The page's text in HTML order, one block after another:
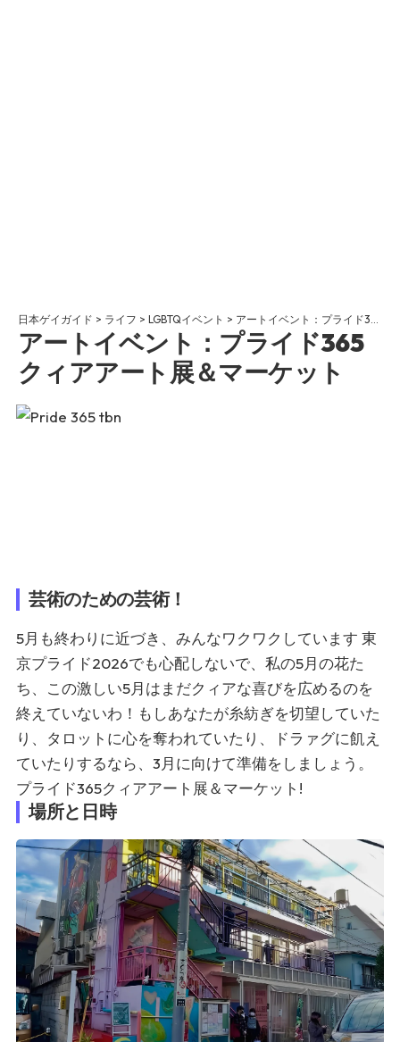
日本ゲイガイド > ライフ > LGBTQイベント > アートイベント：プライド365クィアアート展＆マーケット
アートイベント：プライド365
クィアアート展＆マーケット
芸術のための芸術！
5月も終わりに近づき、みんなワクワクしています 東
京プライド2026でも心配しないで、私の5月の花た
ち、この激しい5月はまだクィアな喜びを広めるのを
終えていないわ！もしあなたが糸紡ぎを切望していた
り、タロットに心を奪われていたり、ドラァグに飢え
ていたりするなら、3月に向けて準備をしましょう。
プライド365クィアアート展＆マーケット !
場所と日時